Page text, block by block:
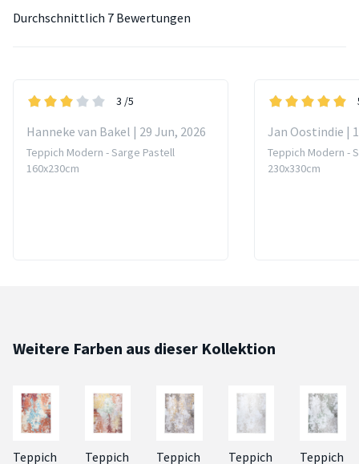
Durchschnittlich 7 Bewertungen
3 /5
Hanneke van Bakel | 29 Jun, 2026
Teppich Modern - Sarge Pastell
160x230cm
Jan Oostindie |
Teppich Modern -
230x330cm
Weitere Farben aus dieser Kollektion
Teppich
Teppich
Teppich
Teppich
Teppich